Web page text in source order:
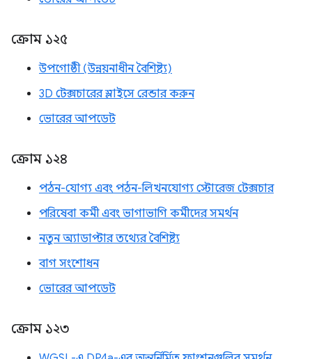
ক্রোম ১২৫
উপগোষ্ঠী (উন্নয়নাধীন বৈশিষ্ট্য)
3D টেক্সচারের স্লাইসে রেন্ডার করুন
ভোরের আপডেট
ক্রোম ১২৪
পঠন-যোগ্য এবং পঠন-লিখনযোগ্য স্টোরেজ টেক্সচার
পরিষেবা কর্মী এবং ভাগাভাগি কর্মীদের সমর্থন
নতুন অ্যাডাপ্টার তথ্যের বৈশিষ্ট্য
বাগ সংশোধন
ভোরের আপডেট
ক্রোম ১২৩